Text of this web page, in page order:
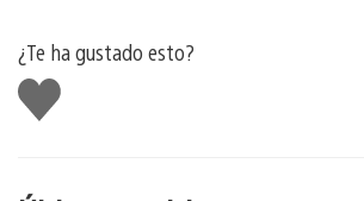
¿Te ha gustado esto?
Me
gusta